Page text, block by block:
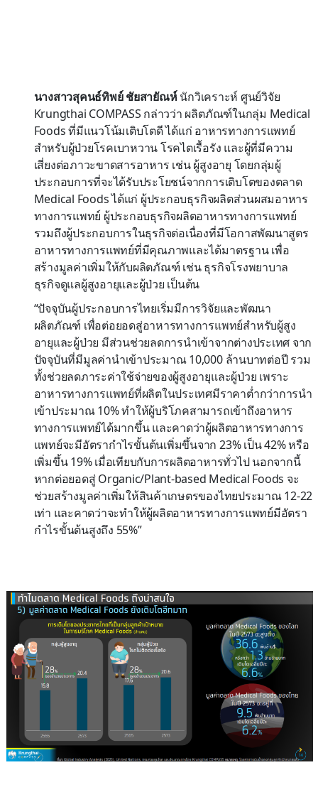
นางสาวสุคนธ์ทิพย์ ชัยสายัณห์นักวิเคราะห์ ศูนย์วิจัย
Krungthai COMPASS กล่าวว่า ผลิตภัณฑ์ในกลุ่ม Medical
Foods ที่มีแนวโน้มเติบโตดี ได้แก่ อาหารทางการแพทย์
สำหรับผู้ป่วยโรคเบาหวาน โรคไตเรื้อรัง และผู้ที่มีความ
เสี่ยงต่อภาวะขาดสารอาหาร เช่น ผู้สูงอายุ โดยกลุ่มผู้
ประกอบการที่จะได้รับประโยชน์จากการเติบโตของตลาด
Medical Foods ได้แก่ ผู้ประกอบธุรกิจผลิตส่วนผสมอาหาร
ทางการแพทย์ ผู้ประกอบธุรกิจผลิตอาหารทางการแพทย์
รวมถึงผู้ประกอบการในธุรกิจต่อเนื่องที่มีโอกาสพัฒนาสูตร
อาหารทางการแพทย์ที่มีคุณภาพและได้มาตรฐาน เพื่อ
สร้างมูลค่าเพิ่มให้กับผลิตภัณฑ์ เช่น ธุรกิจโรงพยาบาล
ธุรกิจดูแลผู้สูงอายุและผู้ป่วย เป็นต้น
“ปัจจุบันผู้ประกอบการไทยเริ่มมีการวิจัยและพัฒนา
ผลิตภัณฑ์ เพื่อต่อยอดสู่อาหารทางการแพทย์สำหรับผู้สูง
อายุและผู้ป่วย มีส่วนช่วยลดการนำเข้าจากต่างประเทศ จาก
ปัจจุบันที่มีมูลค่านำเข้าประมาณ 10,000 ล้านบาทต่อปี รวม
ทั้งช่วยลดภาระค่าใช้จ่ายของผู้สูงอายุและผู้ป่วย เพราะ
อาหารทางการแพทย์ที่ผลิตในประเทศมีราคาต่ำกว่าการนำ
เข้าประมาณ 10% ทำให้ผู้บริโภคสามารถเข้าถึงอาหาร
ทางการแพทย์ได้มากขึ้น และคาดว่าผู้ผลิตอาหารทางการ
แพทย์จะมีอัตรากำไรขั้นต้นเพิ่มขึ้นจาก 23% เป็น 42% หรือ
เพิ่มขึ้น 19% เมื่อเทียบกับการผลิตอาหารทั่วไป นอกจากนี้
หากต่อยอดสู่ Organic/Plant-based Medical Foods จะ
ช่วยสร้างมูลค่าเพิ่มให้สินค้าเกษตรของไทยประมาณ 12-22
เท่า และคาดว่าจะทำให้ผู้ผลิตอาหารทางการแพทย์มีอัตรา
กำไรขั้นต้นสูงถึง 55%”